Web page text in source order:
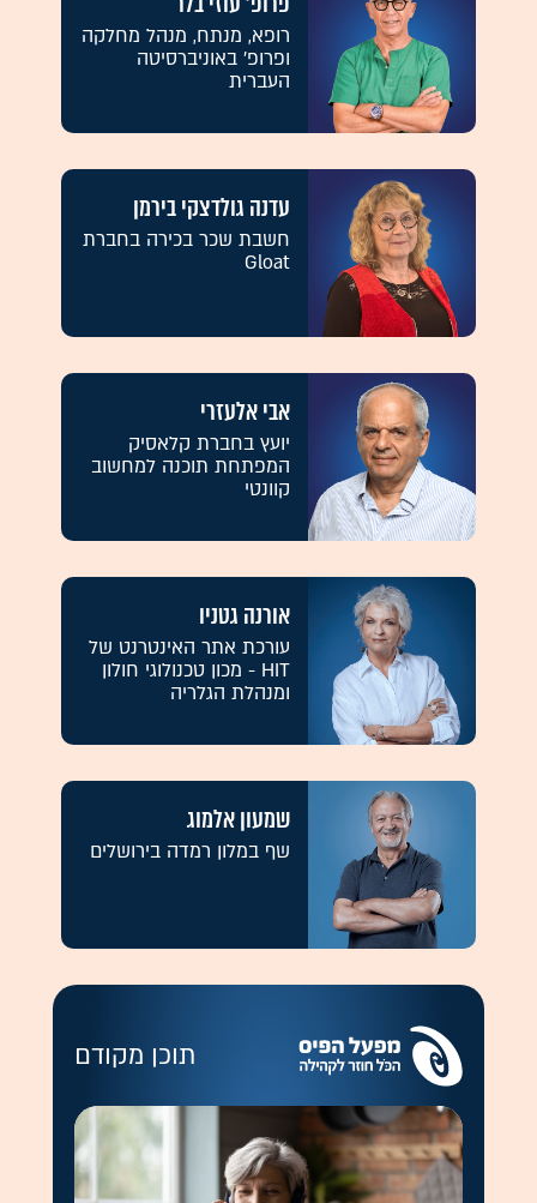
רופא, מנתח, מנהל מחלקה
ופרופ' באוניברסיטה
העברית
עדנה גולדצקי בירמן
חשבת שכר בכירה בחברת
Gloat
אבי אלעזרי
יועץ בחברת קלאסיק
המפתחת תוכנה למחשוב
קוונטי
אורנה גטניו
עורכת אתר האינטרנט של
HIT - מכון טכנולוגי חולון
ומנהלת הגלריה
שמעון אלמוג
שף במלון רמדה בירושלים
תוכן מקודם